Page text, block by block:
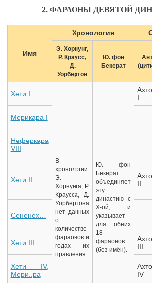
2. ФАРАОНЫ ДЕВЯТОЙ
Имя
Хронология
Э. Хорнунг,
Р. Краусс,
Д.
Уорбертон
Ю. фон
Бекерат
Хети I
В
хронологии
Э.
Хорнунга, Р.
Краусса, Д.
Уорбертона
нет данных
о
количестве
фараонов и
годах их
правления.
Ю. фон
Бекерат
объединяет
эту
династию с
X-ой, и
указывает
для обеих
18
фараонов
(без имён).
I
Мерикара I —
Неферкара
VIII
—
Хети II
II
Сененех… —
Хети III
III
Хети IV,
Мери..ра
IV